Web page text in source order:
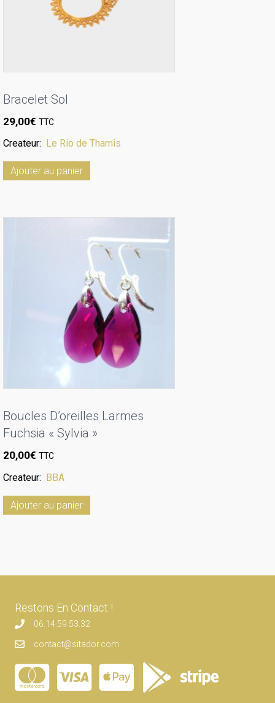
Bracelet Sol
29,00€ TTC
Createur: Le Rio de Thamis
Ajouter au panier
Boucles D’oreilles Larmes
Fuchsia « Sylvia »
20,00€ TTC
Createur: BBA
Ajouter au panier
Restons En Contact !
06.14.59.53.32
contact@sitador.com